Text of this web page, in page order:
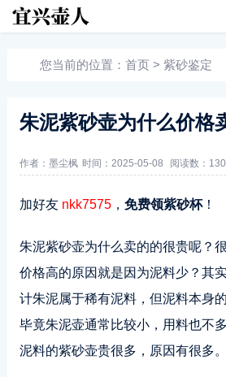
您当前的位置： 首页 > 紫砂鉴定
朱泥紫砂壶为什么价格
作者：墨尘枫 时间：2025-05-08 阅读数：
加好友 nkk7575， 免费领紫砂杯！
朱泥紫砂壶为什么卖的的很贵呢？
价格高的原因就是因为泥料少？其
计朱泥属于稀有泥料，但泥料本身
毕竟朱泥壶通常比较小，用料也不
泥料的紫砂壶贵很多，原因有很多。